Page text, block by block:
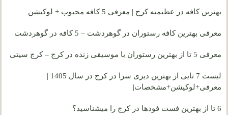
بهترین کافه در عظیمیه کرج | معرفی 5 کافه محبوب + لوکیشن
معرفی بهترین کافه رستوران در گوهردشت – 5 کافه در گوهردشت
معرفی 5 تا از بهترین رستوران با موسیقی زنده در کرج – کرج سیتی
لیست 7 تایی از بهترین دیزی سرا در کرج در سال 1405 |
معرفی+لوکیشن+مشخصات|
6 تا از بهترین فست فودها در کرج را میشناسید؟